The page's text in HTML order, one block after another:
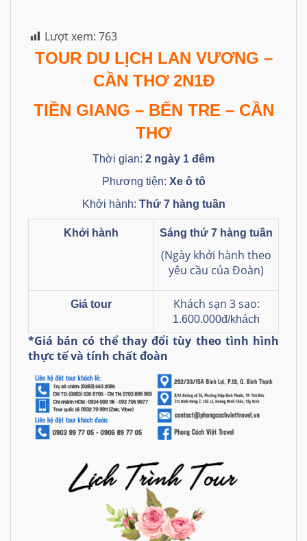
Lượt xem: 763
TOUR DU LỊCH LAN VƯƠNG –
CẦN THƠ 2N1Đ
TIỀN GIANG – BẾN TRE – CẦN
THƠ
Thời gian: 2 ngày 1 đêm
Phương tiện: Xe ô tô
Khởi hành: Thứ 7 hàng tuần
Khởi hành Sáng thứ 7 hàng tuần
(Ngày khởi hành theo
yêu cầu của Đoàn)
Giá tour Khách sạn 3 sao:
1.600.000đ/khách
*Giá bán có thể thay đổi tùy theo tình hình
thực tế và tính chất đoàn